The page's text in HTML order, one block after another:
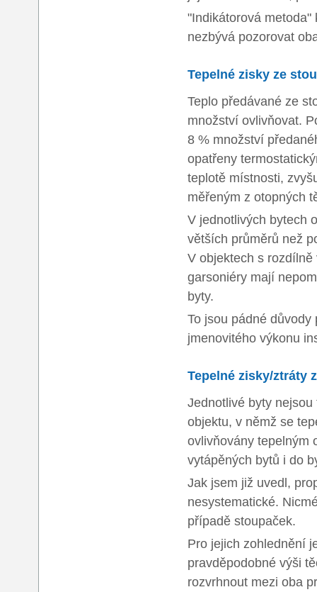
"Indikátorová
nezbývá pozorovat
Tepelné zisky ze
Teplo předávané ze
množství ovlivňovat.
8 % množství
opatřeny
teplotě místnosti,
měřeným z otopných
V jednotlivých bytech
větších průměrů než
V objektech s
garsoniéry mají
byty.
To jsou pádné
jmenovitého výkonu
Tepelné zisky/ztráty
Jednotlivé byty
objektu, v němž se
ovlivňovány tepelným
vytápěných bytů i do
Jak jsem již uvedl,
nesystematické.
případě stoupaček.
Pro jejich zohlednění
pravděpodobné výši
rozvrhnout mezi oba